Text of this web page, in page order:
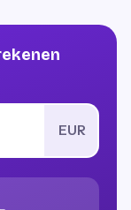
EUR